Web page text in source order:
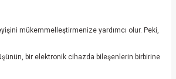
mükemmelleştirmenize yardımcı olur. Peki,
bir elektronik cihazda bileşenlerin birbirine